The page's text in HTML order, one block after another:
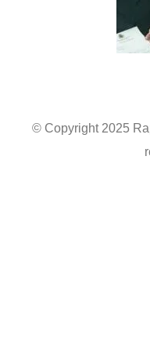
© Copyright 2025